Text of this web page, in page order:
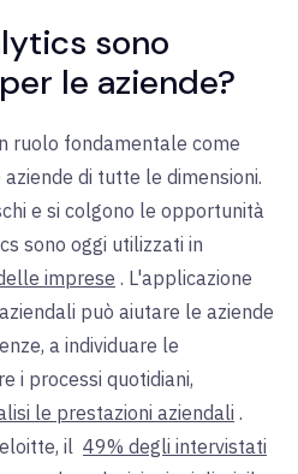
sono
le aziende?
ruolo fondamentale come
di tutte le dimensioni.
e si colgono le opportunità
sono oggi utilizzati in
imprese . L'applicazione
può aiutare le aziende
a individuare le
i processi quotidiani,
le prestazioni aziendali .
il 49% degli intervistati